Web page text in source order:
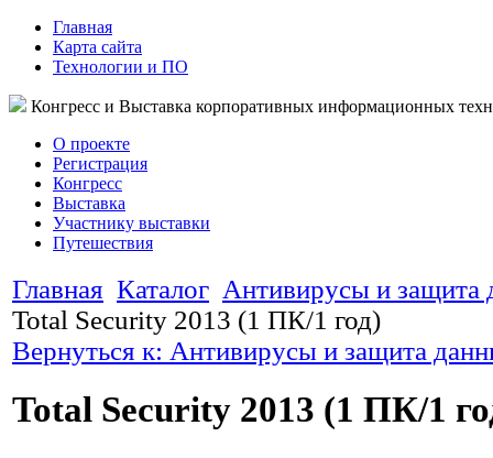
Главная
Карта сайта
Технологии и ПО
Конгресс и Выставка корпоративных информационных
О проекте
Регистрация
Конгресс
Выставка
Участнику выставки
Путешествия
Главная Каталог Антивирусы и защита
Total Security 2013 (1 ПК/1 год)
Вернуться к: Антивирусы и защита
Total Security 2013 (1 ПК/1